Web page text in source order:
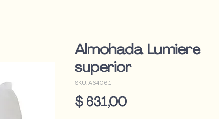
Almohada Lumiere
superior
SKU: A6406.1
$ 631,00Precio